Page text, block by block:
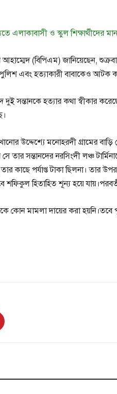
এলাকাবাসী ও স্কুল শিক্ষার্থীদের
(বিপিএম) জানিয়েছেন,
এবং হত্যাকারী বাবাকেও আটক
দুই সন্তানকে হত্যার কথা স্বীকার
উদ্দেশ্যে মনোহরদী গ্রামের
তার সন্তানদের নরসিংদী লঞ্চ
কাছে পর্যাপ্ত টাকা ছিলনা। তার
শফিকুল হিতাহিত শূন্য হয়ে
কোন মামলা দায়ের করা হয়নি।তবে